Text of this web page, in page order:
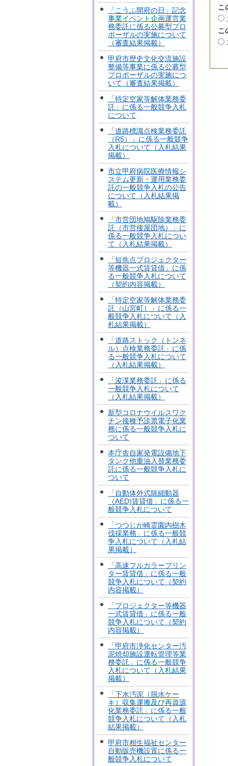
「こうふ開府の日」記念
事業イベント企画運営業
務委託に係る公募型プロ
ポーザルの実施について
（審査結果掲載）
甲府市歴史文化交流施設
整備等事業に係る公募型
プロポーザルの実施につ
いて（審査結果掲載）
「特定空家等解体業務委
託」に係る一般競争入札
について
「道路標識点検業務委託
（R5）」に係る一般競争
入札について（入札結果
掲載）
市立甲府病院医療情報シ
ステム更新・運用業務委
託の一般競争入札の公告
について（入札結果掲
載）
「市営団地鳩駆除業務委
託（市営後屋団地）」に
係る一般競争入札につい
て（入札結果掲載）
「短焦点プロジェクター
等機器一式賃貸借」に係
る一般競争入札について
（契約内容掲載）
「特定空家等解体業務委
託（山宮町）」に係る一
般競争入札について（入
札結果掲載）
「道路ストック（トンネ
ル）点検業務委託」に係
る一般競争入札について
（入札結果掲載）
「浚渫業務委託」に係る
一般競争入札について
（入札結果掲載）
新型コロナウイルスワク
チン接種予診票電子化業
務に係る一般競争入札に
ついて
本庁舎自家発電設備地下
タンク他重油入替業務委
託に係る一般競争入札に
ついて
「自動体外式除細動器
（AED)賃貸借」に係る一
般競争入札について
「つつじが崎霊園内樹木
伐採業務」に係る一般競
争入札について（入札結
果掲載）
「高速フルカラープリン
ター賃貸借」に係る一般
競争入札について（契約
内容掲載）
「プロジェクター等機器
一式賃貸借」に係る一般
競争入札について（契約
内容掲載）
「甲府市浄化センター汚
泥焼却施設運転管理等業
務委託」に係る一般競争
入札について（入札結果
掲載）
「下水汚泥（脱水ケー
キ）収集運搬及び再資源
化業務委託」に係る一般
競争入札について（入札
結果掲載）
甲府市相生福祉センター
自動販売機設置に係る一
般競争入札について
こ
こ